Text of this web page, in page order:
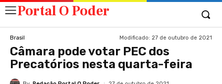
Portal O Poder
Brasil Modificado: 27 de outubro de 2021
Câmara pode votar PEC dos
Precatórios nesta quarta-feira